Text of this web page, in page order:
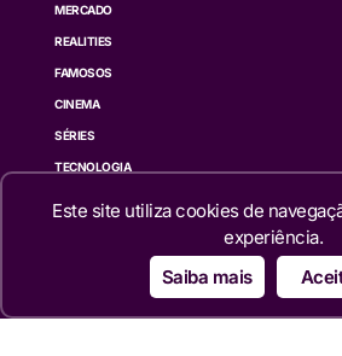
MERCADO
REALITIES
FAMOSOS
CINEMA
SÉRIES
TECNOLOGIA
Este site utiliza cookies de
experiência.
Saiba mais